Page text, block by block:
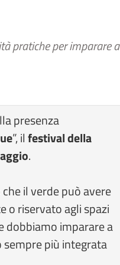
pratiche per imparare a
presenza
”, ilfestival della
.
il verde può avere
o riservato agli spazi
dobbiamo imparare a
sempre più integrata